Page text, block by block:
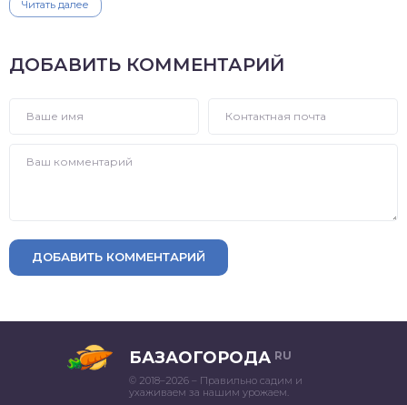
Читать далее
ДОБАВИТЬ КОММЕНТАРИЙ
ДОБАВИТЬ КОММЕНТАРИЙ
БАЗАОГОРОДА RU
© 2018–2026 – Правильно садим и
ухаживаем за нашим урожаем.